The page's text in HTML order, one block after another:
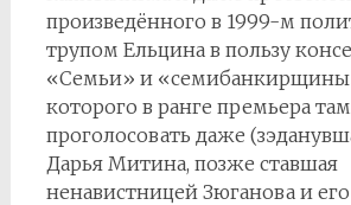
произведённого в 1999-м
трупом Ельцина в пользу
«Семьи» и
которого в ранге премьера
проголосовать даже
Дарья Митина, позже ставшая
ненавистницей Зюганова и